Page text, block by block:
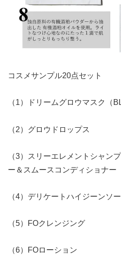
コスメサンプル20点セット
（1）ドリームグロウマスク（BL
（2）グロウドロップス
（3）スリーエレメントシャン
ー＆スムースコンディショナー
（4）デリケートハイジーンソ
（5）FOクレンジング
（6）FOローション